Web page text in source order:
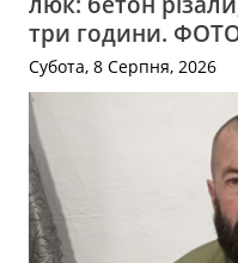
три години.
Субота, 8 Серпня, 2026